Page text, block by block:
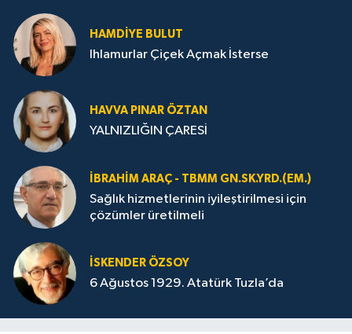
HAMDIYE BULUT
Ihlamurlar Çiçek Açmak İsterse
HAVVA PINAR ÖZTAN
YALNIZLIĞIN ÇARESİ
İBRAHIM ARAÇ - TBMM GN.SK.YRD.(EM.)
Sağlık hizmetlerinin iyileştirilmesi için
çözümler üretilmeli
İSKENDER ÖZSOY
6 Ağustos 1929. Atatürk Tuzla’da